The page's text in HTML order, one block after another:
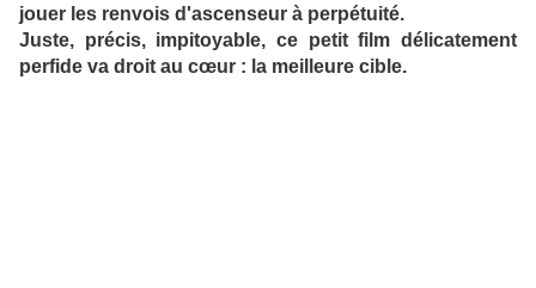
jouer les renvois d'ascenseur à perpétuité.
Juste, précis, impitoyable, ce petit film délicatement
perfide va droit au cœur : la meilleure cible.